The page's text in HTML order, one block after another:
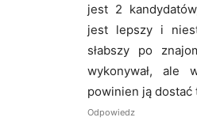
jest 2
jest lepszy i
słabszy po
wykonywał, ale
powinien ją dostać
Odpowiedz